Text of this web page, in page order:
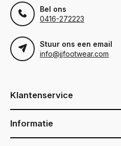
Bel ons
0416-272223
Stuur ons een email
info@jjfootwear.com
Klantenservice
Informatie